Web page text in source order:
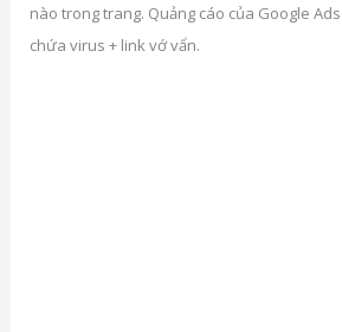
nào trong trang. Quảng cáo của Google
chứa virus + link vớ vẩn.